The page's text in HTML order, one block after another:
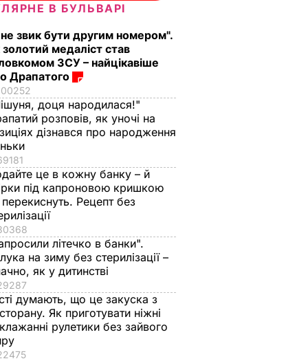
В БУЛЬВАРІ
звик бути другим номером".
золотий медаліст став
ЗСУ – найцікавіше
Драпатого
доця народилася!"
розповів, як уночі на
дізнався про народження
це в кожну банку – й
під капроновою кришкою
Рецепт без
літечко в банки".
на зиму без стерилізації –
як у дитинстві
думають, що це закуска з
Як приготувати ніжні
рулетики без зайвого